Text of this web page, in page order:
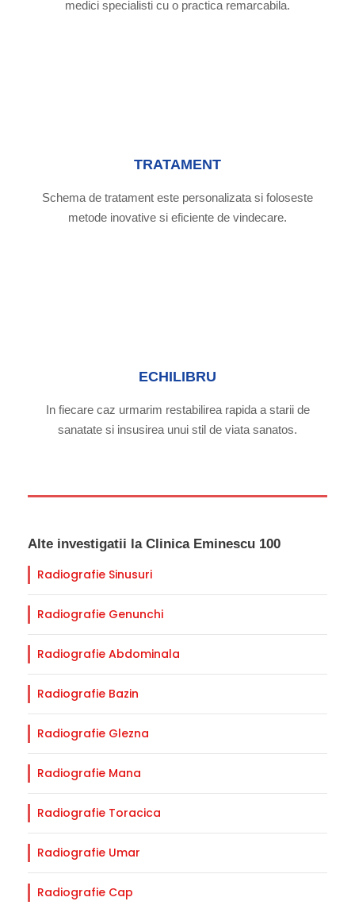
medici specialisti cu o practica remarcabila.
TRATAMENT
Schema de tratament este personalizata si foloseste
metode inovative si eficiente de vindecare.
ECHILIBRU
In fiecare caz urmarim restabilirea rapida a starii de
sanatate si insusirea unui stil de viata sanatos.
Alte investigatii la Clinica Eminescu 100
Radiografie Sinusuri
Radiografie Genunchi
Radiografie Abdominala
Radiografie Bazin
Radiografie Glezna
Radiografie Mana
Radiografie Toracica
Radiografie Umar
Radiografie Cap